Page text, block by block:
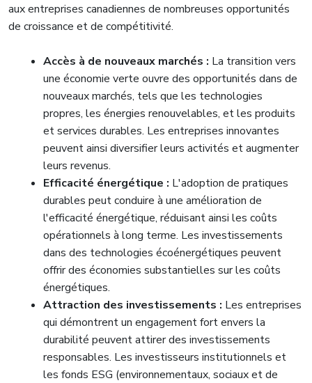
aux entreprises canadiennes de nombreuses opportunités
de croissance et de compétitivité.
Accès à de nouveaux marchés : La transition vers
une économie verte ouvre des opportunités dans de
nouveaux marchés, tels que les technologies
propres, les énergies renouvelables, et les produits
et services durables. Les entreprises innovantes
peuvent ainsi diversifier leurs activités et augmenter
leurs revenus.
Efficacité énergétique : L'adoption de pratiques
durables peut conduire à une amélioration de
l'efficacité énergétique, réduisant ainsi les coûts
opérationnels à long terme. Les investissements
dans des technologies écoénergétiques peuvent
offrir des économies substantielles sur les coûts
énergétiques.
Attraction des investissements : Les entreprises
qui démontrent un engagement fort envers la
durabilité peuvent attirer des investissements
responsables. Les investisseurs institutionnels et
les fonds ESG (environnementaux, sociaux et de